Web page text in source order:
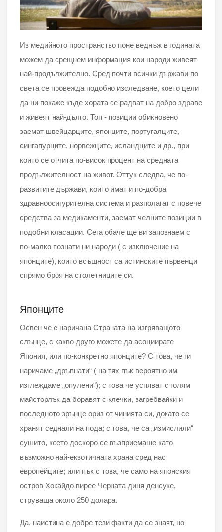
Из медийното пространство поне веднъж в годината
можем да срещнем информация кои народи живеят
най-продължително. Сред почти всички държави по
света се провежда подобно изследване, което цели
да ни покаже къде хората се радват на добро здраве
и живеят най-дълго. Топ - позиции обикновено
заемат швейцарците, японците, португалците,
сингапурците, норвежците, исландците и др., при
които се отчита по-висок процент на средната
продължителност на живот. Оттук следва, че по-
развитите държави, които имат и по-добра
здравноосигурителна система и разполагат с повече
средства за медикаменти, заемат челните позиции в
подобни класации. Сега обаче ще ви запознаем с
по-малко познати ни народи ( с изключение на
японците), които всъщност са истинските първенци
спрямо броя на столетниците си.
Японците
Освен че е наричана Страната на изгряващото
слънце, с какво друго можете да асоциирате
Япония, или по-конкретно японците? С това, че ги
наричаме „дръпнати“ ( на тях пък вероятно им
изглеждаме „опулени“); с това че успяват с голям
майсторлък да боравят с клечки, загребвайки и
последното зрънце ориз от чинията си, докато се
хранят седнали на пода; с това, че са „измислили“
сушито, което доскоро се възприемаше като
възможно най-екзотичната храна сред нас
европейците; или пък с това, че само на японския
остров Хокайдо вирее Черната диня денсуке,
струваща около 250 долара.
Да, наистина е добре тези факти да се знаят, но